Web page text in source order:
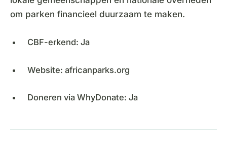
om parken financieel duurzaam te maken.
CBF-erkend: Ja
Website: africanparks.org
Doneren via WhyDonate: Ja